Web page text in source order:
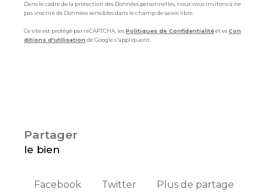
Dans le cadre de la protection des Données personnelles, nous vous invitons à ne
pas inscrire de Données sensibles dans le champ de saisie libre.
Ce site est protégé par reCAPTCHA, lesPolitiques de Confidentialitéet esCon
ditions d'utilisation de Google s'appliquent.
partager
le bien
Facebook Twitter Plus de partage